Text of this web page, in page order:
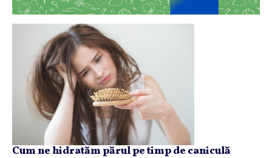
Cum ne hidratăm părul pe timp de caniculă